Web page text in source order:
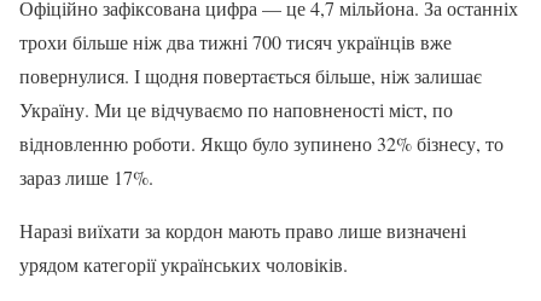
Офіційно зафіксована цифра — це 4,7 мільйона. За останніх
трохи більше ніж два тижні 700 тисяч українців вже
повернулися. І щодня повертається більше, ніж залишає
Україну. Ми це відчуваємо по наповненості міст, по
відновленню роботи. Якщо було зупинено 32% бізнесу, то
зараз лише 17%.
Наразі виїхати за кордон мають право лише визначені
урядом категорії українських чоловіків.